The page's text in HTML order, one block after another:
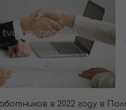
в 2022 году в